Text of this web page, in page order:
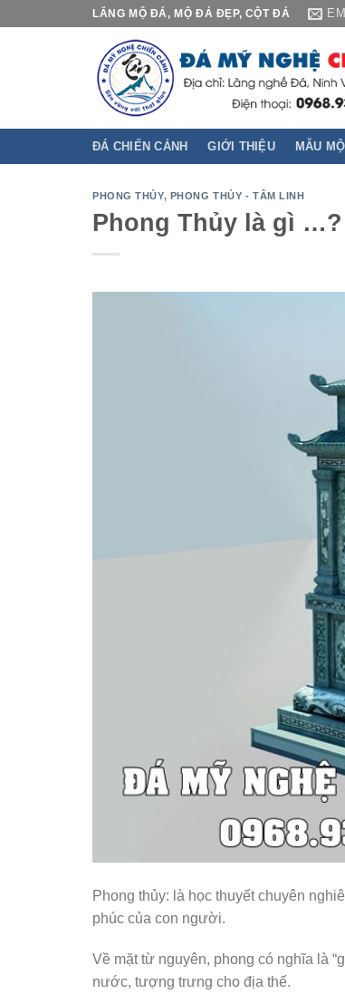
LĂNG MỘ ĐÁ, MỘ ĐÁ ĐẸP, CỘT ĐÁ
ĐÁ CHIẾN CẢNH GIỚI THIỆU MẪU
PHONG THỦY, PHONG THỦY - TÂM LINH
Phong Thủy là gì
Phong thủy: là học thuyết chuyên
phúc của con người.
Về mặt từ nguyên, phong có nghĩa là
nước, tượng trưng cho địa thế.